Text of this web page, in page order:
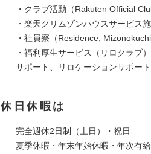
・クラブ活動（Rakuten Official
・楽天クリムゾンハウスサービス
・社員寮（Residence, Mizonokuchi
・福利厚生サービス（リロクラブ
サポート、リロケーションサポー
休日休暇は
完全週休2日制（土日）・祝日
夏季休暇・年末年始休暇・年次有